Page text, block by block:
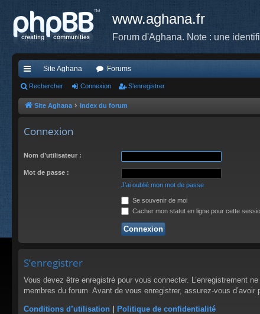
www.aghana.fr
Forum d'Aghana. Note : une
cc
ès
de
Site Aghana Forums
Rechercher Connexion S’enregistrer
Site Aghana Index du forum
Connexion
Nom d’utilisateur :
Mot de passe :
J’ai oublié mon mot de passe
Se souvenir de moi
Cacher mon statut en ligne pour cette
S’enregistrer
Vous devez être enregistré pour vous connecter. L’enregistrement
membres du forum. Avant de vous enregistrer, assurez-vous
Conditions d’utilisation | Politique de confidentialité